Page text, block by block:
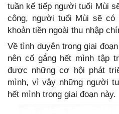
tuần kế tiếp người tuổi Mùi
công, người tuổi Mùi sẽ
khoản tiền ngoài thu nhập
Về tình duyên trong giai
nên cố gắng hết mình tập
được những cơ hội phát
mình, vì vậy những người
hết mình trong giai đoạn này.